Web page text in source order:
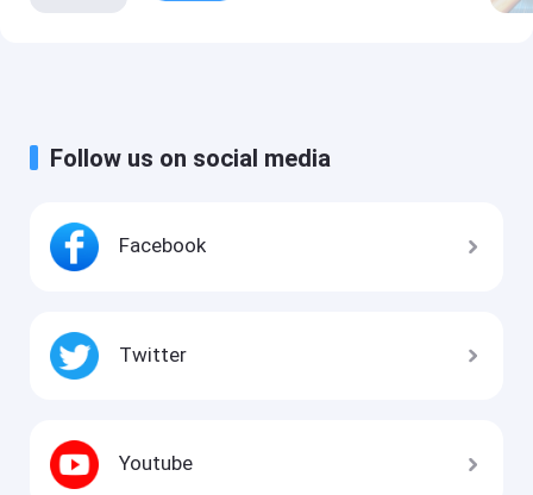
Follow us on social media
Facebook
Twitter
Youtube